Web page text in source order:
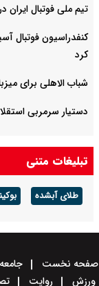
تیم ملی فوتبال
کنفدراسیون فوتبال
کرد
شباب الاهلی برای
دستیار سرمربی
تبلیغات متنی
طلای آبشده
صفحه نخست جامعه
ورزش
روایت